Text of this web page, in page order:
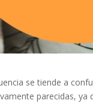
se tiende a
parecidas, ya